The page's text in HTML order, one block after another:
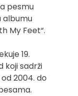
pesmu
albumu
My Feet“.
19.
koji sadrži
2004. do